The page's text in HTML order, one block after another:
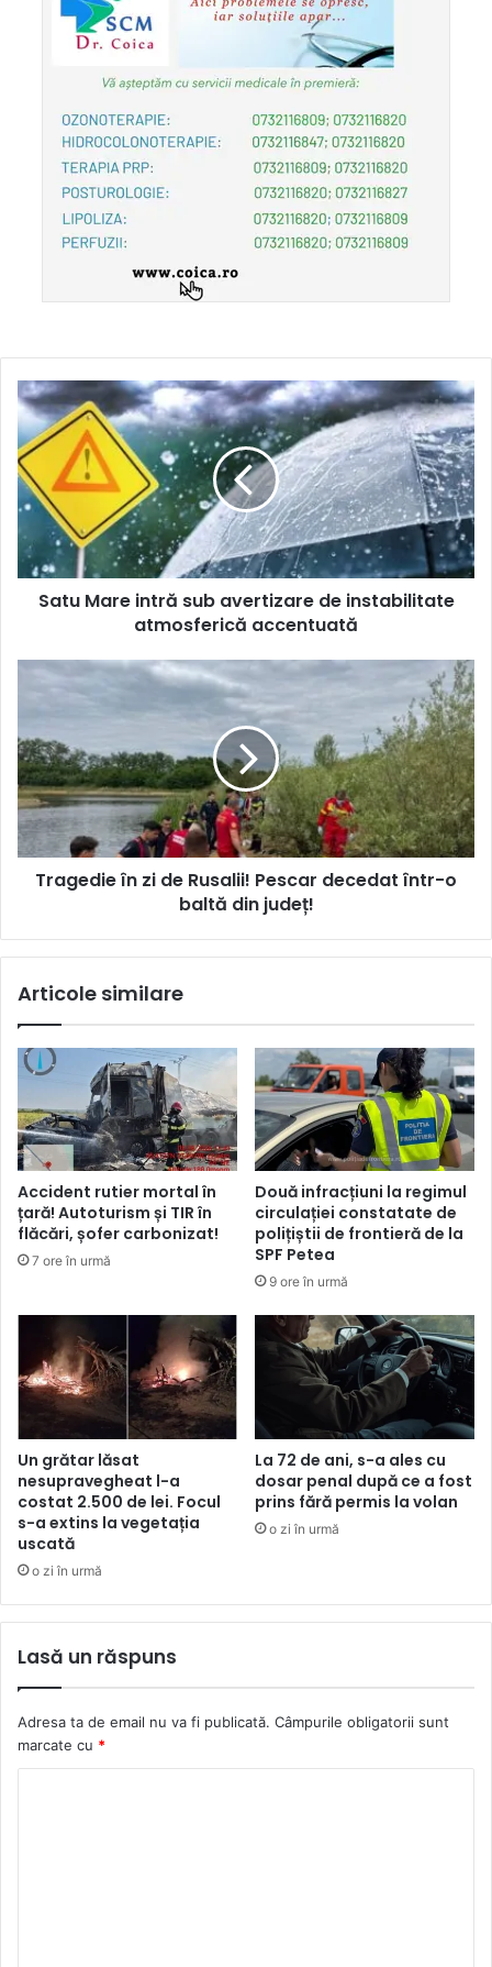
Satu Mare intră sub avertizare de instabilitate
atmosferică accentuată
Tragedie în zi de Rusalii! Pescar decedat într-o
baltă din județ!
Articole similare
Accident rutier mortal în
țară! Autoturism și TIR în
flăcări, șofer carbonizat!
7 ore în urmă
Două infracțiuni la regimul
circulației constatate de
polițiștii de frontieră de la
SPF Petea
9 ore în urmă
Un grătar lăsat
nesupravegheat l-a
costat 2.500 de lei. Focul
s-a extins la vegetația
uscată
o zi în urmă
La 72 de ani, s-a ales cu
dosar penal după ce a fost
prins fără permis la volan
o zi în urmă
Lasă un răspuns
Adresa ta de email nu va fi publicată. Câmpurile obligatorii sunt
marcate cu *